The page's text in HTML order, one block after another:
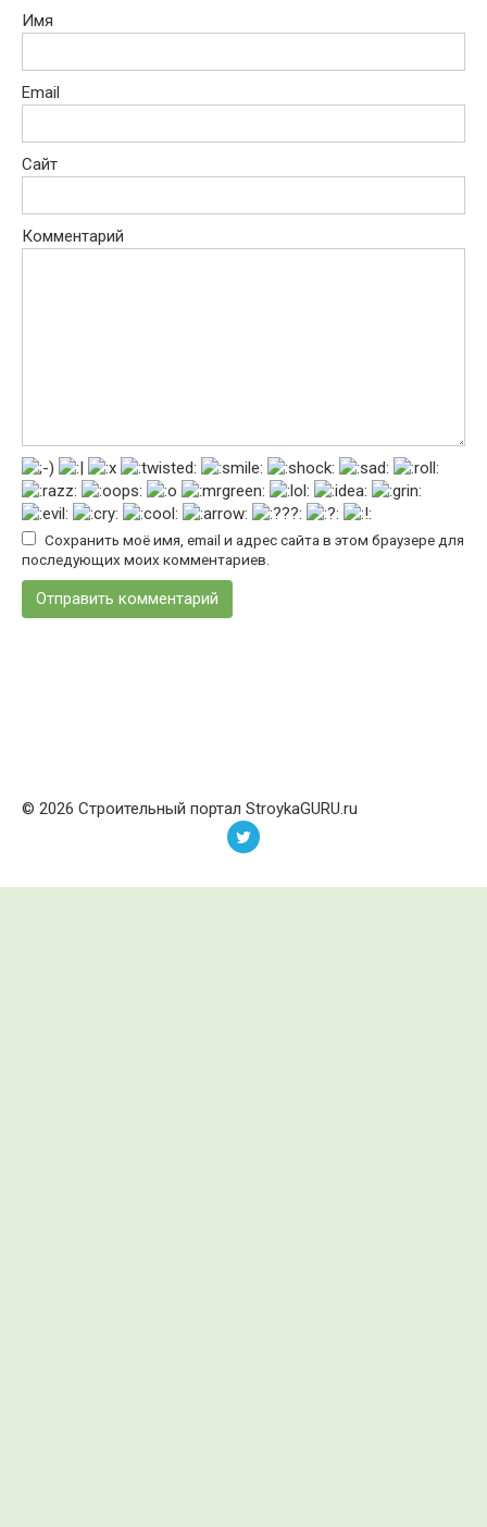
Имя
Email
Сайт
Комментарий
Сохранить моё имя, email и адрес сайта в этом браузере для
последующих моих комментариев.
© 2026 Строительный портал StroykaGURU.ru